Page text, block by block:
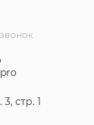
ЗВОНОК
стр. 1